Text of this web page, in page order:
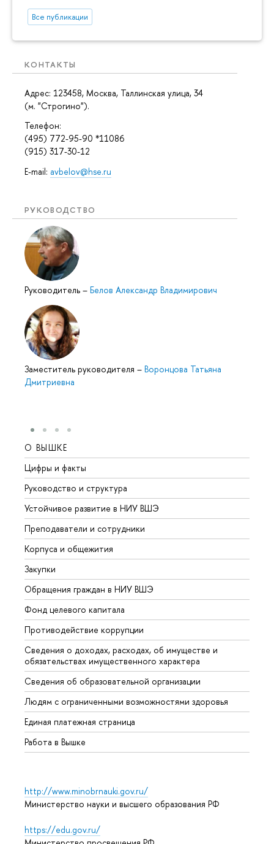
Все публикации
КОНТАКТЫ
Адрес: 123458, Москва, Таллинская улица, 34
(м. "Строгино").
Телефон:
(495) 772-95-90 *11086
(915) 317-30-12
E-mail: avbelov@hse.ru
РУКОВОДСТВО
Руководитель – Белов Александр Владимирович
Заместитель руководителя – Воронцова Татьяна
Дмитриевна
О ВЫШКЕ
Цифры и факты
Руководство и структура
Устойчивое развитие в НИУ ВШЭ
Преподаватели и сотрудники
Корпуса и общежития
Закупки
Обращения граждан в НИУ ВШЭ
Фонд целевого капитала
Противодействие коррупции
Сведения о доходах, расходах, об имуществе и
обязательствах имущественного характера
Сведения об образовательной организации
Людям с ограниченными возможностями здоровья
Единая платежная страница
Работа в Вышке
http://www.minobrnauki.gov.ru/
Министерство науки и высшего образования РФ
https://edu.gov.ru/